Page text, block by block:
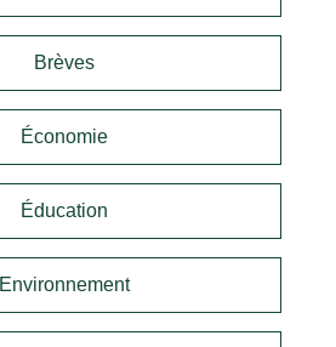
Brèves
Économie
Éducation
Environnement